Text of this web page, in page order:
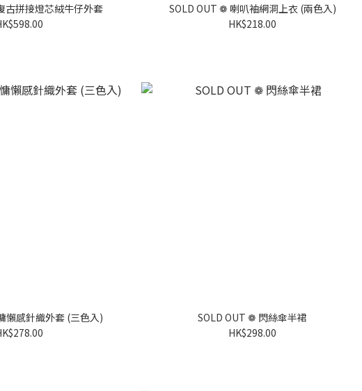
古拼接燈芯絨牛仔外套
SOLD OUT ❁ 喇叭袖網洞上衣 (兩色入)
HK$218.00
OUT ❁ 慵懶感針織外套 (三色入)
SOLD OUT ❁ 閃絲傘半裙
HK$298.00